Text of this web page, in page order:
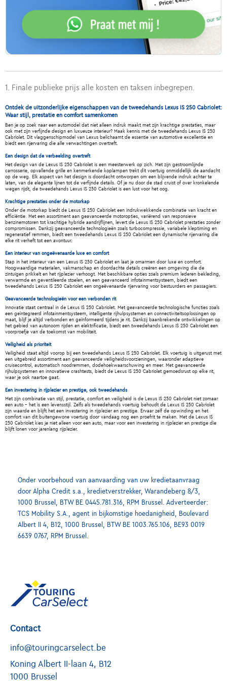
1. Finale publieke prijs alle kosten en taksen inbegrepen.
Ontdek de uitzonderlijke eigenschappen van de tweedehands Lexus IS 250 Cabriolet:
Waar stijl, prestatie en comfort samenkomen
Ben je op zoek naar een automodel dat niet alleen indruk maakt met zijn krachtige prestaties, maar
ook met zijn verfijnde design en luxueuze interieur? Maak kennis met de tweedehands Lexus IS 250
Cabriolet. Dit vlaggenschipmodel van Lexus belichaamt de essentie van automotive excellentie en
biedt een rijervaring die alle verwachtingen overtreft.
Een design dat de verbeelding overtreft
Het design van de Lexus IS 250 Cabriolet is een meesterwerk op zich. Met zijn gestroomlijnde
carrosserie, opvallende grille en kenmerkende koplampen trekt dit voertuig onmiddellijk de aandacht
op de weg. Elk aspect van het design is doordacht ontworpen om een blijvende indruk achter te
laten, van de elegante lijnen tot de verfijnde details. Of je nu door de stad cruist of over kronkelende
wegen rijdt, de tweedehands Lexus IS 250 Cabriolet is een lust voor het oog.
Krachtige prestaties onder de motorkap
Onder de motorkap biedt de Lexus IS 250 Cabriolet een indrukwekkende combinatie van kracht en
efficiëntie. Met een assortiment aan geavanceerde motoropties, variërend van responsieve
benzinemotoren tot krachtige hybride aandrijflijnen, levert de Lexus IS 250 Cabriolet prestaties zonder
compromissen. Dankzij geavanceerde technologieën zoals turbocompressie, variabele kleptiming en
regeneratief remmen, biedt een tweedehands Lexus IS 250 Cabriolet een dynamische rijervaring die
elke rit verheft tot een avontuur.
Een interieur van ongeëvenaarde luxe en comfort
Stap in het interieur van een Lexus IS 250 Cabriolet en laat je omarmen door luxe en comfort.
Hoogwaardige materialen, vakmanschap en doordachte details creëren een omgeving die de
zintuigen prikkelt en het rijplezier verhoogt. Met beschikbare opties zoals premium lederen bekleding,
verwarmde en geventileerde stoelen, en een geavanceerd infotainmentsysteem, biedt een
tweedehands Lexus IS 250 Cabriolet een ongeëvenaarde rijervaring voor bestuurders en passagiers.
Geavanceerde technologieën voor een verbonden rit
Innovatie staat centraal in de Lexus IS 250 Cabriolet. Met geavanceerde technologische functies zoals
een geïntegreerd infotainmentsysteem, intelligente rijhulpsystemen en connectiviteitsoplossingen op
maat, blijf je altijd verbonden en geïnformeerd tijdens je rit. Dankzij baanbrekende ontwikkelingen op
het gebied van autonoom rijden en elektrificatie, biedt een tweedehands Lexus IS 250 Cabriolet een
voorproefje van de toekomst van mobiliteit.
Veiligheid als prioriteit
Veiligheid staat altijd voorop bij een tweedehands Lexus IS 250 Cabriolet. Elk voertuig is uitgerust met
een uitgebreid assortiment aan geavanceerde veiligheidsvoorzieningen, waaronder adaptieve
cruisecontrol, automatisch noodremmen, dodehoekwaarschuwing en meer. Met geavanceerde
rijhulpsystemen en innovatieve crashtests, biedt de Lexus IS 250 Cabriolet gemoedsrust op elke rit,
waar je ook naartoe gaat.
Een investering in rijplezier en prestige, ook tweedehands
Met zijn combinatie van stijl, prestatie, comfort en veiligheid is de Lexus IS 250 Cabriolet niet zomaar
een auto - het is een levensstijl. Zelfs als tweedehands voertuig behoudt de Lexus IS 250 Cabriolet
zijn waarde en blijft het een investering in rijplezier en prestige. Ervaar zelf de opwinding en het
comfort van dit buitengewone voertuig door vandaag nog een proefrit te maken. Met de Lexus IS
250 Cabriolet kies je niet alleen voor een auto, maar voor een investering in rijplezier en prestige die
blijft lonen voor jarenlang rijplezier.
Onder voorbehoud van aanvaarding van uw kredietaanvraag
door Alpha Credit s.a., kredietverstrekker, Warandeberg 8/3,
1000 Brussel, BTW BE 0445.781.316, RPM Brussel. Adverteerder:
TCS Mobility S.A., agent in bijkomstige hoedanigheid, Boulevard
Albert II 4, B12, 1000 Brussel, BTW BE 1003.765.106, BE93 0019
6639 0767, RPM Brussel.
Contact
info@touringcarselect.be
Koning Albert II-laan 4, B12
1000 Brussel